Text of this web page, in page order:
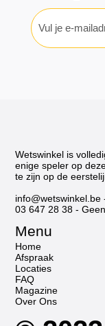
Wetswinkel is
enige speler op
te zijn op de
info@wetswinkel.be
03 647 28 38 -
Menu
Home
Afspraak
Locaties
FAQ
Magazine
Over Ons